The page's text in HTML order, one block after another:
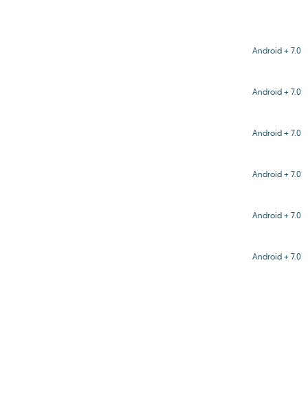
Android + 7.0
Android + 7.0
Android + 7.0
Android + 7.0
Android + 7.0
Android + 7.0